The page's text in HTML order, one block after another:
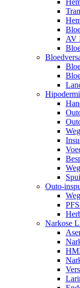
AV
Outo-
Narkose